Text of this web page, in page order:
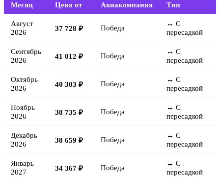
Месяц Цена от Авиакомпания Тип
Август
2026
37 728 ₽ Победа
↔ С
пересадкой
Сентябрь
2026
41 012 ₽ Победа
↔ С
пересадкой
Октябрь
2026
40 303 ₽ Победа
↔ С
пересадкой
Ноябрь
2026
38 735 ₽ Победа
↔ С
пересадкой
Декабрь
2026
38 659 ₽ Победа
↔ С
пересадкой
Январь
2027
34 367 ₽ Победа
↔ С
пересадкой